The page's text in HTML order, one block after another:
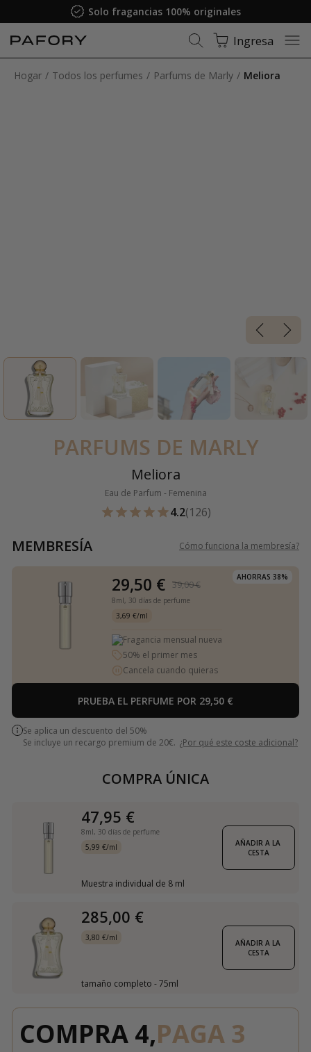
Solo fragancias 100% originales
Ingresa
Hogar Todos los perfumes Parfums de Marly Meliora
PARFUMS DE MARLY
Meliora
Eau de Parfum - Femenina
4.2(126)
MEMBRESÍA Cómo funciona la membresía?
AHORRAS 38%
29,50 € 39,00 €
8ml, 30 días de perfume
3,69 €/ml
Fragancia mensual nueva
50% el primer mes
Cancela cuando quieras
PRUEBA EL PERFUME POR 29,50 €
Se aplica un descuento del 50%
Se incluye un recargo premium de 20€. ¿Por qué este coste adicional?
COMPRA ÚNICA
47,95 €
8ml, 30 días de perfume
5,99 €/ml
Muestra individual de 8 ml
AÑADIR A LA
CESTA
285,00 €
3,80 €/ml
tamaño completo - 75ml
AÑADIR A LA
CESTA
COMPRA 4,PAGA 3